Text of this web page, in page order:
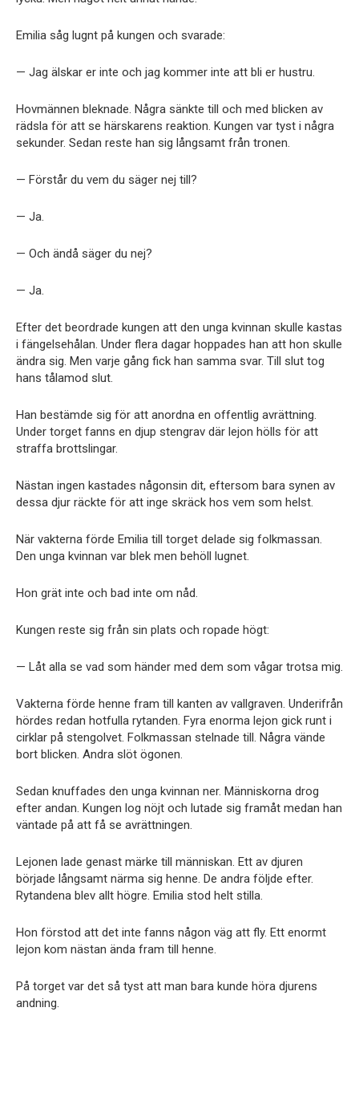
Emilia såg lugnt på kungen och svarade:
— Jag älskar er inte och jag kommer inte att bli er hustru.
Hovmännen bleknade. Några sänkte till och med blicken av
rädsla för att se härskarens reaktion. Kungen var tyst i några
sekunder. Sedan reste han sig långsamt från tronen.
— Förstår du vem du säger nej till?
— Ja.
— Och ändå säger du nej?
— Ja.
Efter det beordrade kungen att den unga kvinnan skulle kastas
i fängelsehålan. Under flera dagar hoppades han att hon skulle
ändra sig. Men varje gång fick han samma svar. Till slut tog
hans tålamod slut.
Han bestämde sig för att anordna en offentlig avrättning.
Under torget fanns en djup stengrav där lejon hölls för att
straffa brottslingar.
Nästan ingen kastades någonsin dit, eftersom bara synen av
dessa djur räckte för att inge skräck hos vem som helst.
När vakterna förde Emilia till torget delade sig folkmassan.
Den unga kvinnan var blek men behöll lugnet.
Hon grät inte och bad inte om nåd.
Kungen reste sig från sin plats och ropade högt:
— Låt alla se vad som händer med dem som vågar trotsa mig.
Vakterna förde henne fram till kanten av vallgraven. Underifrån
hördes redan hotfulla rytanden. Fyra enorma lejon gick runt i
cirklar på stengolvet. Folkmassan stelnade till. Några vände
bort blicken. Andra slöt ögonen.
Sedan knuffades den unga kvinnan ner. Människorna drog
efter andan. Kungen log nöjt och lutade sig framåt medan han
väntade på att få se avrättningen.
Lejonen lade genast märke till människan. Ett av djuren
började långsamt närma sig henne. De andra följde efter.
Rytandena blev allt högre. Emilia stod helt stilla.
Hon förstod att det inte fanns någon väg att fly. Ett enormt
lejon kom nästan ända fram till henne.
På torget var det så tyst att man bara kunde höra djurens
andning.